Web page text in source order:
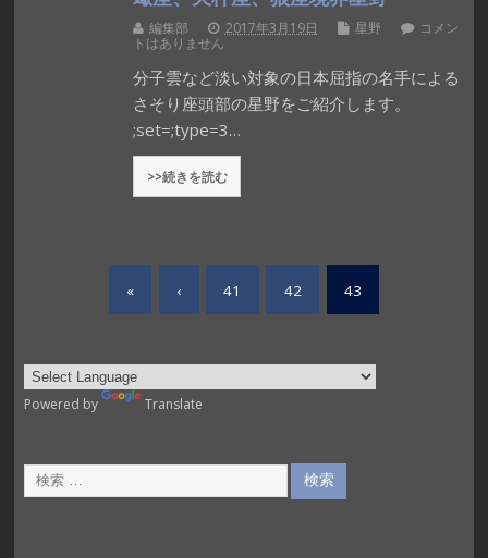
編集部 2017年3月19日 星野
コメン
トはありません
分子雲など淡い対象の日本屈指の名手による
さそり座頭部の星野をご紹介します。
;set=;type=3…
>>続きを読む
« ‹ 41 42 43
Powered by Translate